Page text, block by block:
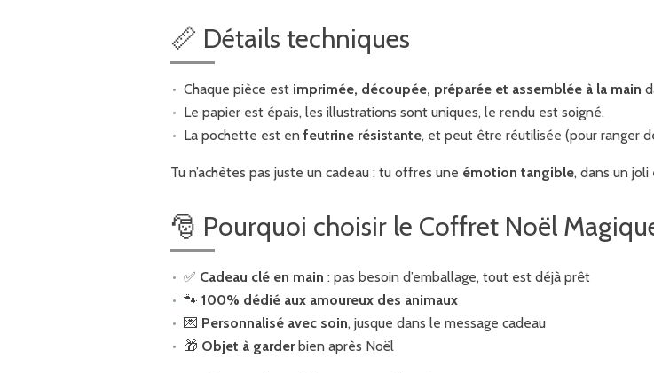
📏 Détails techniques
Chaque pièce est imprimée, découpée, préparée et assemblée à la main
Le papier est épais, les illustrations sont uniques, le rendu est soigné.
La pochette est en feutrine résistante, et peut être réutilisée (pour ranger
Tu n’achètes pas juste un cadeau : tu offres une émotion tangible, dans un joli
🎅 Pourquoi choisir le Coffret Noël
✅ Cadeau clé en main : pas besoin d’emballage, tout est déjà prêt
🐾 100% dédié aux amoureux des animaux
💌 Personnalisé avec soin, jusque dans le message cadeau
🎁 Objet à garderbien après Noël